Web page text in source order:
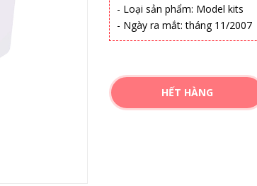
- Loại sản phẩm: Model kits
- Ngày ra mắt: tháng 11/2007
HẾT HÀNG